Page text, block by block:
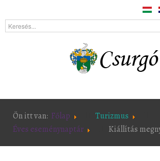
Ön itt van: Főlap
Turizmus
Éves eseménynaptár
Kiállítás